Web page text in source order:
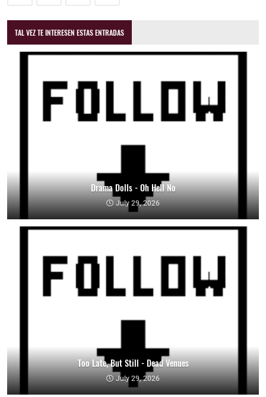
TAL VEZ TE INTERESEN ESTAS ENTRADAS
Drama Dolls - Oh Hell No
July 29, 2026
Too Late, But Still - Dead Venues
July 29, 2026